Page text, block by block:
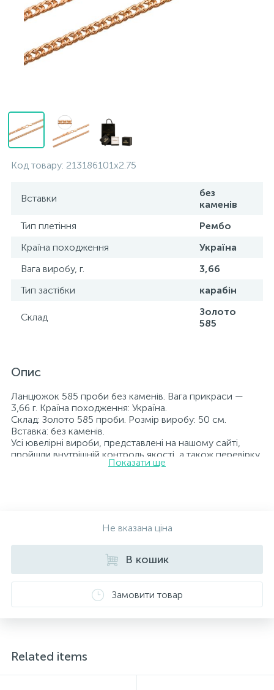
Код товару: 213186101x2.75
Вставки
без
каменів
Тип плетіння
Рембо
Країна походження
Україна
Вага виробу, г.
3,66
Тип застібки
карабін
Склад
Золото
585
Опис
Ланцюжок 585 проби без каменів. Вага прикраси —
3,66 г. Країна походження: Україна.
Склад: Золото 585 проби. Розмір виробу: 50 см.
Вставка: без каменів.
Усі ювелірні вироби, представлені на нашому сайті,
пройшли внутрішній контроль якості, а також перевірку
Державною пробірною службою України; на всіх
Показати ще
Не вказана ціна
В кошик
Замовити товар
Related items
Контакти
Про нас
Срібні кольє
Срібні ланцюжки
Срібні сувеніри
Золоті сережки
Золоті ланцюги